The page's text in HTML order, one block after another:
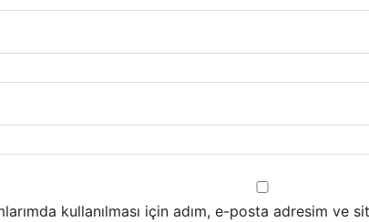
kullanılması için adım, e-posta adresim ve